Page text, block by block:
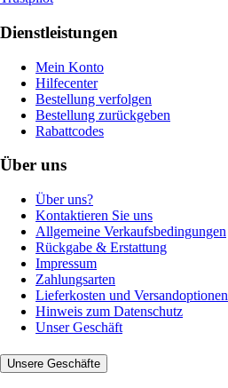
Dienstleistungen
Mein Konto
Hilfecenter
Bestellung verfolgen
Bestellung zurückgeben
Rabattcodes
Über uns
Über uns?
Kontaktieren Sie uns
Allgemeine Verkaufsbedingungen
Rückgabe & Erstattung
Impressum
Zahlungsarten
Lieferkosten und Versandoptionen
Hinweis zum Datenschutz
Unser Geschäft
Unsere Geschäfte